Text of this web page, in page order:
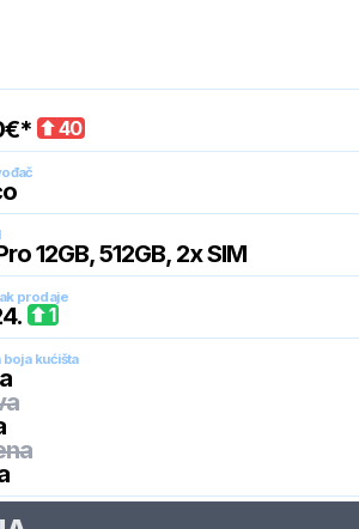
€* 40
12GB, 512GB, 2x SIM
prodaje
. 1
boja kućišta